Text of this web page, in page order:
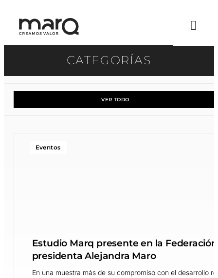
CATEGORÍAS
VER TODO
Eventos
Estudio Marq presente en la
presidenta Alejandra Maro
En una muestra más de su compromiso con el desarrollo